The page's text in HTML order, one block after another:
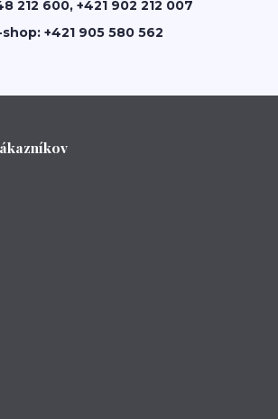
212 600, +421 902 212 007
+421 905 580 562